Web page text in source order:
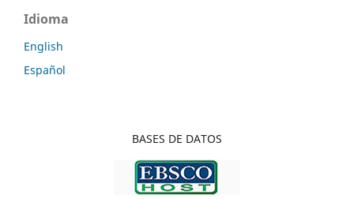
Idioma
English
Español
BASES DE DATOS